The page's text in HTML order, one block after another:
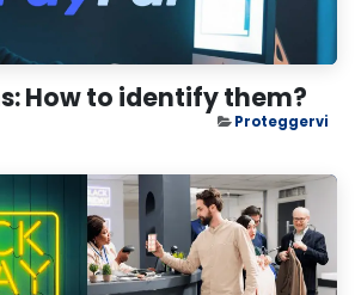
How to identify them?
Proteggervi